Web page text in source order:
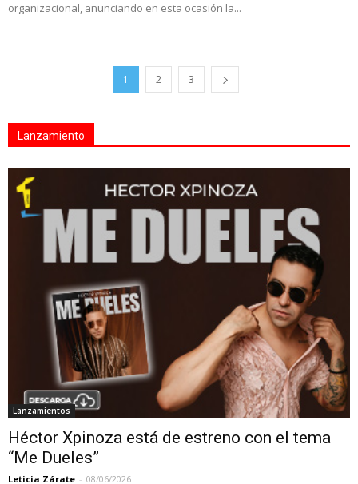
organizacional, anunciando en esta ocasión la...
1 2 3
Lanzamiento
Lanzamientos
Héctor Xpinoza está de estreno con el tema
“Me Dueles”
Leticia Zárate - 08/06/2026